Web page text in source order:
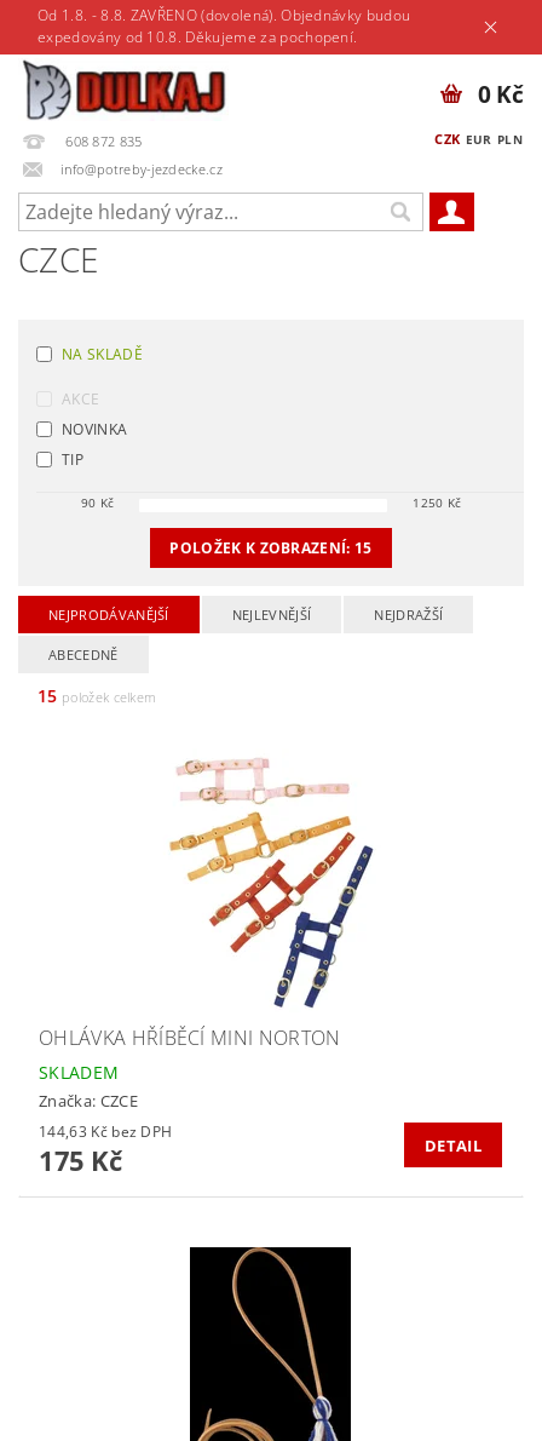
Od 1.8. - 8.8. ZAVŘENO (dovolená). Objednávky budou
expedovány od 10.8. Děkujeme za pochopení.
608 872 835
info@potreby-jezdecke.cz
CZK EUR PLN
0 Kč
CZCE
NA SKLADĚ
AKCE
NOVINKA
TIP
90 Kč 1250 Kč
POLOŽEK K ZOBRAZENÍ: 15
NEJPRODÁVANĚJŠÍ NEJLEVNĚJŠÍ NEJDRAŽŠÍ
ABECEDNĚ
15 položek celkem
OHLÁVKA HŘÍBĚCÍ MINI NORTON
SKLADEM
Značka: CZCE
144,63 Kč bez DPH
175 Kč DETAIL